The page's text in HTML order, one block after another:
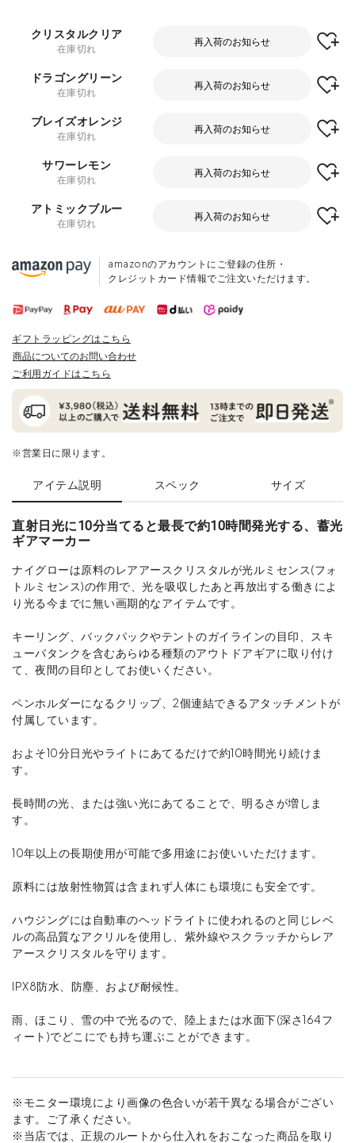
クリスタルクリア
在庫切れ
再入荷のお知らせ
ドラゴングリーン
在庫切れ
再入荷のお知らせ
ブレイズオレンジ
在庫切れ
再入荷のお知らせ
サワーレモン
在庫切れ
再入荷のお知らせ
アトミックブルー
在庫切れ
再入荷のお知らせ
amazonのアカウントにご登録の住所・
クレジットカード情報でご注文いただけます。
ギフトラッピングはこちら
商品についてのお問い合わせ
ご利用ガイドはこちら
※営業日に限ります。
アイテム説明 スペック サイズ
直射日光に10分当てると最長で約10時間発光する、蓄光
ギアマーカー
ナイグローは原料のレアアースクリスタルが光ルミセンス(フォ
トルミセンス)の作用で、光を吸収したあと再放出する働きによ
り光る今までに無い画期的なアイテムです。
キーリング、バックパックやテントのガイラインの目印、スキ
ューバタンクを含むあらゆる種類のアウトドアギアに取り付け
て、夜間の目印としてお使いください。
ペンホルダーになるクリップ、2個連結できるアタッチメントが
付属しています。
およそ10分日光やライトにあてるだけで約10時間光り続けま
す。
長時間の光、または強い光にあてることで、明るさが増しま
す。
10年以上の長期使用が可能で多用途にお使いいただけます。
原料には放射性物質は含まれず人体にも環境にも安全です。
ハウジングには自動車のヘッドライトに使われるのと同じレベ
ルの高品質なアクリルを使用し、紫外線やスクラッチからレア
アースクリスタルを守ります。
IPX8防水、防塵、および耐候性。
雨、ほこり、雪の中で光るので、陸上または水面下(深さ164フ
ィート)でどこにでも持ち運ぶことができます。
※モニター環境により画像の色合いが若干異なる場合がござい
ます。ご了承ください。
※当店では、正規のルートから仕入れをおこなった商品を取り